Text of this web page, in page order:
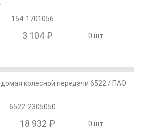
154-1701056
3 104 ₽ 0 шт.
колесной передачи 6522 / ПАО
6522-2305050
18 932 ₽ 0 шт.